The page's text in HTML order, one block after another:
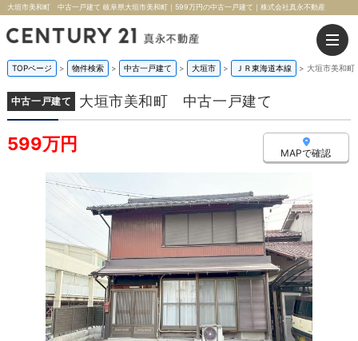
大垣市美和町 中古一戸建て 岐阜県大垣市美和町｜599万円の中古一戸建て｜株式会社真永不動産
TOPページ > 物件検索 > 中古一戸建て > 大垣市 > ＪＲ東海道本線 > 大垣市美和
中古一戸建て 大垣市美和町 中古一戸建て
599万円 MAPで確認